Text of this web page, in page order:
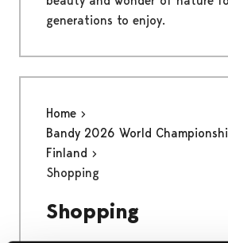
generations to enjoy.
Home
Bandy 2026 World
Finland
Shopping
Shopping